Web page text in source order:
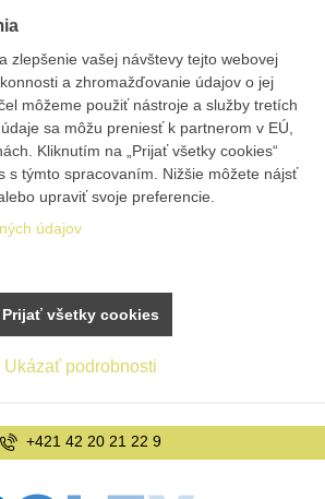
+421 42 20 21 22 9
zlepšenie vašej návštevy tejto webovej
a zhromažďovanie údajov o jej
môžeme použiť nástroje a služby tretích
sa môžu preniesť k partnerom v EÚ,
Kliknutím na „Prijať všetky cookies“
s týmto spracovaním. Nižšie môžete nájsť
upraviť svoje preferencie.
údajov
Ukázať podrobnosti
Prijať všetky cookies